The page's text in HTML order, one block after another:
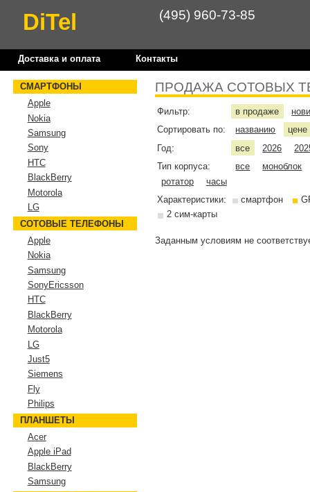
DiTel (495) 960-73-85
Доставка и оплата Контакты
ПРОДАЖА СОТОВЫХ
Фильтр: в продаже
Сортировать по:
названию
цене
Год:
все 2026
Тип корпуса:
все
моноблок
ротатор
часы
Характеристики:
смартфон
2 сим-карты
Заданным условиям не
СМАРТФОНЫ
Apple
Nokia
Samsung
Sony
HTC
BlackBerry
Motorola
LG
СОТОВЫЕ ТЕЛЕФОНЫ
Apple
Nokia
Samsung
SonyEricsson
HTC
BlackBerry
Motorola
LG
Just5
Siemens
Fly
Philips
ПЛАНШЕТЫ
Acer
Apple iPad
BlackBerry
Samsung